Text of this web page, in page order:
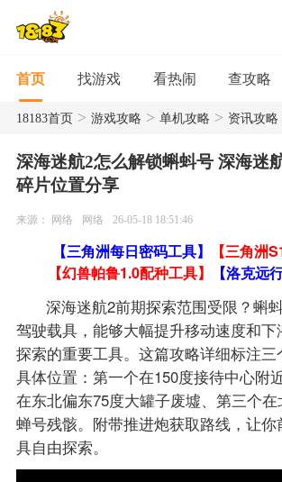
首页 找游戏 看热闹 查攻略
18183首页> 游戏攻略 > 单机攻略 > 资讯攻略
深海迷航2怎么解锁蝌蚪号 深海迷
碎片位置分享
来源： 网络 网络 26-05-18 18:51:46
【三角洲每日密码工具】
【三角洲
【幻兽帕鲁1.0配种工具】
【洛克远
深海迷航2前期探索范围受限？蝌
驾驶载具，能够大幅提升移动速度和
探索的重要工具。这篇攻略详细标注
具体位置：第一个在150度接待中心附
在东北偏东75度大罐子废墟、第三个
蝉号残骸。附带推进炮获取路线，让
具自由探索。